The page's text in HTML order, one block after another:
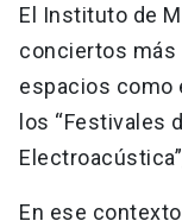
El Instituto de
conciertos más
espacios como
los “Festivales
En ese